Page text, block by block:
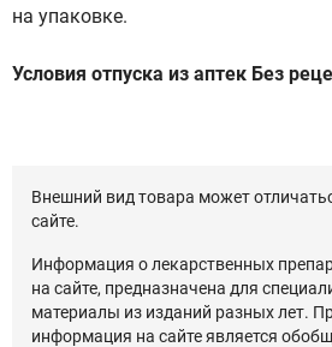
на упаковке.
Условия отпуска из аптек Без
Внешний вид товара может
сайте.
Информация о лекарственных
на сайте, предназначена для
материалы из изданий разных лет.
информация на сайте является